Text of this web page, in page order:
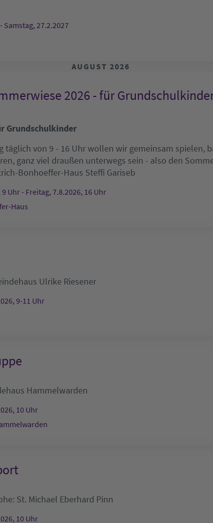
Samstag, 27.2.2027
AUGUST 2026
2026 - für
Grundschulkinder
täglich von 9 - 16 Uhr wollen wir gemeinsam spielen,
ganz viel draußen unterwegs sein - also den
Bonhoeffer-Haus Steffi Gariseb
Uhr - Freitag, 7.8.2026, 16 Uhr
Haus
Ulrike Riesener
9-11 Uhr
Hammelwarden
10 Uhr
St. Michael Eberhard Pinn
10 Uhr